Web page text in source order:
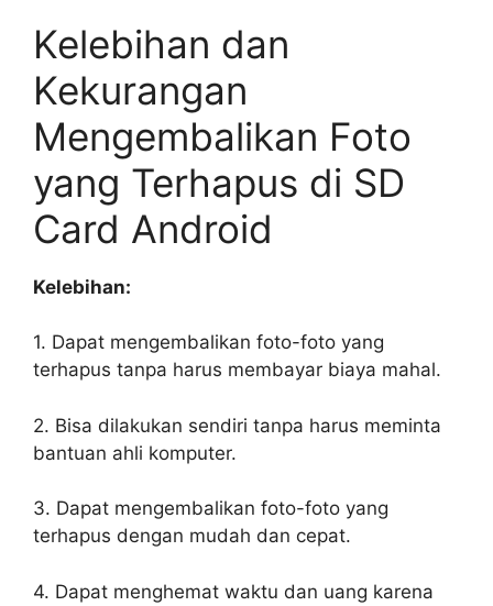
Kelebihan dan
Kekurangan
Mengembalikan Foto
yang Terhapus di SD
Card Android
Kelebihan:
1. Dapat mengembalikan foto-foto yang
terhapus tanpa harus membayar biaya mahal.
2. Bisa dilakukan sendiri tanpa harus meminta
bantuan ahli komputer.
3. Dapat mengembalikan foto-foto yang
terhapus dengan mudah dan cepat.
4. Dapat menghemat waktu dan uang karena